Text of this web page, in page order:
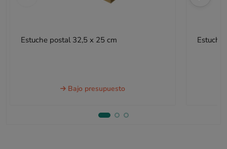
Estuche postal 32,5 x 25 cm
Bajo presupuesto